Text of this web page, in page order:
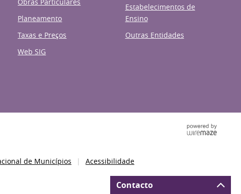
Planeamento
Taxas e Preços
Web SIG
Estabelecimentos de
Ensino
Outras Entidades
de Municípios Acessibilidade
Contacto